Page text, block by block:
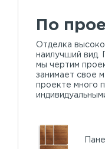
По
Отделка
наилучший вид.
мы чертим
занимает свое
проекте много